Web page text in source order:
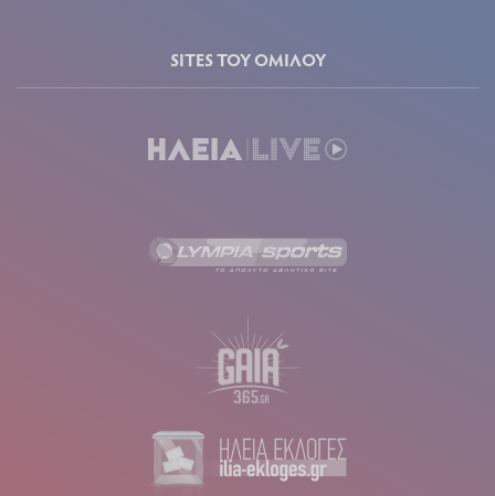
SITES ΤΟΥ ΟΜΙΛΟΥ